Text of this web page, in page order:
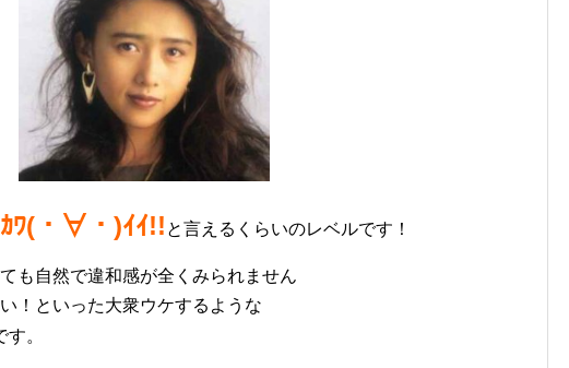
ｶﾜ(・∀・)ｲｲ!! と言えるくらいのレベルです！
も自然で違和感が全くみられません
！といった大衆ウケするような
。